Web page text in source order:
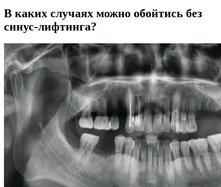
В каких случаях можно обойтись без
синус-лифтинга?